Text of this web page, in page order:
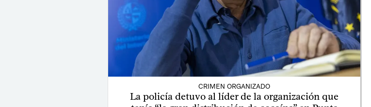
CRIMEN ORGANIZADO
La policía detuvo al líder de la organización que